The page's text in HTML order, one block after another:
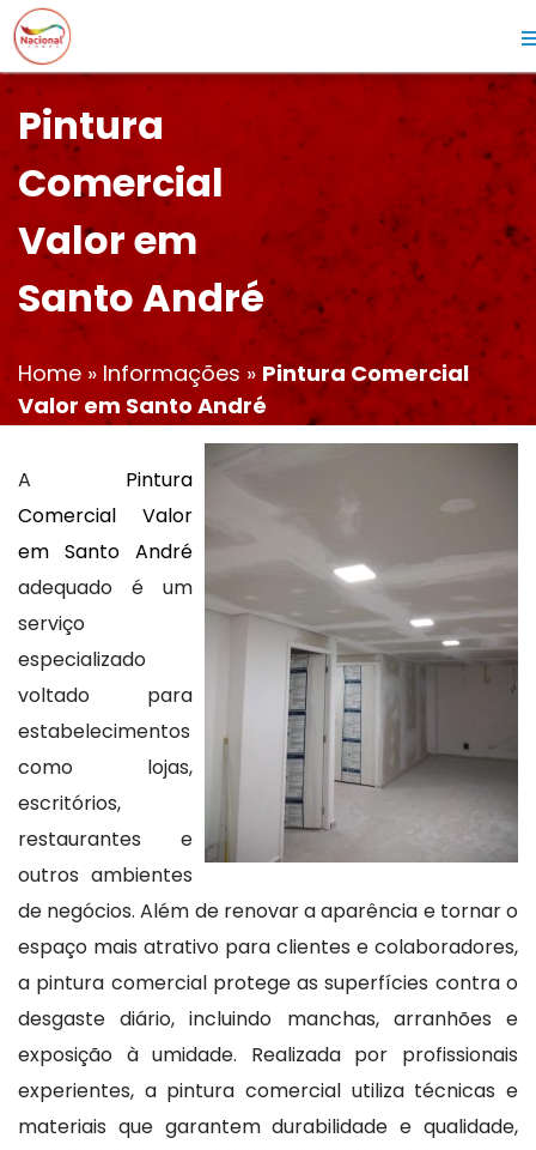
Pintura
Comercial
Valor em
Santo André
Home » Informações » Pintura Comercial
Valor em Santo André
A Pintura
Comercial Valor
em Santo André
adequado é um
serviço
especializado
voltado para
estabelecimentos
como lojas,
escritórios,
restaurantes e
outros ambientes
de negócios. Além de renovar a aparência e tornar o
espaço mais atrativo para clientes e colaboradores,
a pintura comercial protege as superfícies contra o
desgaste diário, incluindo manchas, arranhões e
exposição à umidade. Realizada por profissionais
experientes, a pintura comercial utiliza técnicas e
materiais que garantem durabilidade e qualidade,